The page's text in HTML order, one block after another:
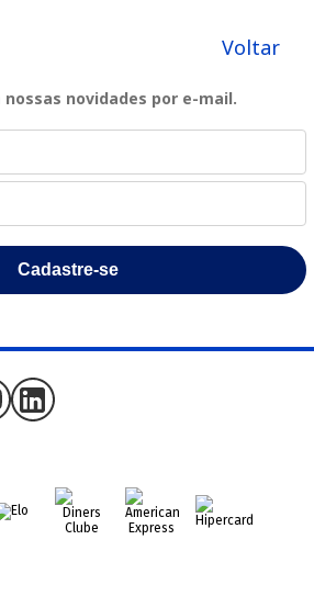
Voltar
novidades por e-mail.
Cadastre-se